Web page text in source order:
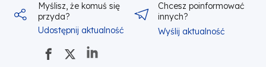
Myślisz, że komuś się
przyda?
Udostępnij aktualność
Chcesz poinformować
innych?
Wyślij aktualność